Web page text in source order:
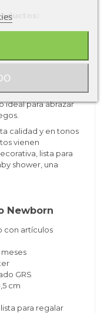
sueño y brindar
estimula los
ideal para abrazar
calidad y en tonos
vienen
lista para
shower, una
Newborn
con artículos
GRS
cm
para regalar